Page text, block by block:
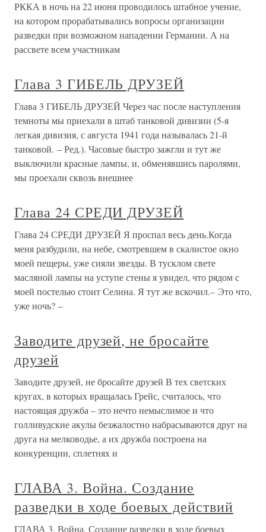
РККА в ночь на 22 июня проводилось штабное учение,
на котором прорабатывались вопросы организации
разведки при возможном нападении Германии. А на
рассвете всем участникам
Глава 3 ГИБЕЛЬ ДРУЗЕЙ
Глава 3 ГИБЕЛЬ ДРУЗЕЙ Через час после наступления
темноты мы приехали в штаб танковой дивизии (5-я
легкая дивизия, с августа 1941 года называлась 21-й
танковой. – Ред.). Часовые быстро зажгли и тут же
выключили красные лампы, и, обменявшись паролями,
мы проехали сквозь внешнее
Глава 24 СРЕДИ ДРУЗЕЙ
Глава 24 СРЕДИ ДРУЗЕЙ Я проспал весь день.Когда
меня разбудили, на небе, смотревшем в скалистое окно
моей пещеры, уже сияли звезды. В тусклом свете
масляной лампы на уступе стены я увидел, что рядом с
моей постелью стоит Селина. Я тут же вскочил.– Это что,
уже ночь? –
Заводите друзей, не бросайте
друзей
Заводите друзей, не бросайте друзей В тех светских
кругах, в которых вращалась Грейс, считалось, что
настоящая дружба – это нечто немыслимое и что
голливудские акулы безжалостно набрасываются друг на
друга на мелководье, а их дружба построена на
конкуренции, сплетнях и
ГЛАВА 3. Война. Создание
разведки в ходе боевых действий
ГЛАВА 3. Война. Создание разведки в ходе боевых